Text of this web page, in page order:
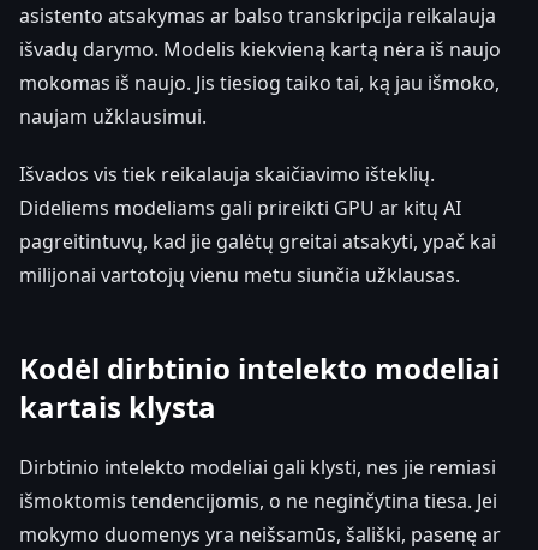
asistento atsakymas ar balso transkripcija reikalauja
išvadų darymo. Modelis kiekvieną kartą nėra iš naujo
mokomas iš naujo. Jis tiesiog taiko tai, ką jau išmoko,
naujam užklausimui.
Išvados vis tiek reikalauja skaičiavimo išteklių.
Dideliems modeliams gali prireikti GPU ar kitų AI
pagreitintuvų, kad jie galėtų greitai atsakyti, ypač kai
milijonai vartotojų vienu metu siunčia užklausas.
Kodėl dirbtinio intelekto modeliai
kartais klysta
Dirbtinio intelekto modeliai gali klysti, nes jie remiasi
išmoktomis tendencijomis, o ne neginčytina tiesa. Jei
mokymo duomenys yra neišsamūs, šališki, pasenę ar